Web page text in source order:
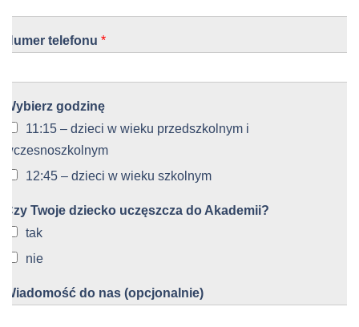
Numer telefonu*
Wybierz godzinę
11:15 – dzieci w wieku przedszkolnym i
wczesnoszkolnym
12:45 – dzieci w wieku szkolnym
Czy Twoje dziecko uczęszcza do Akademii?
tak
nie
Wiadomość do nas (opcjonalnie)